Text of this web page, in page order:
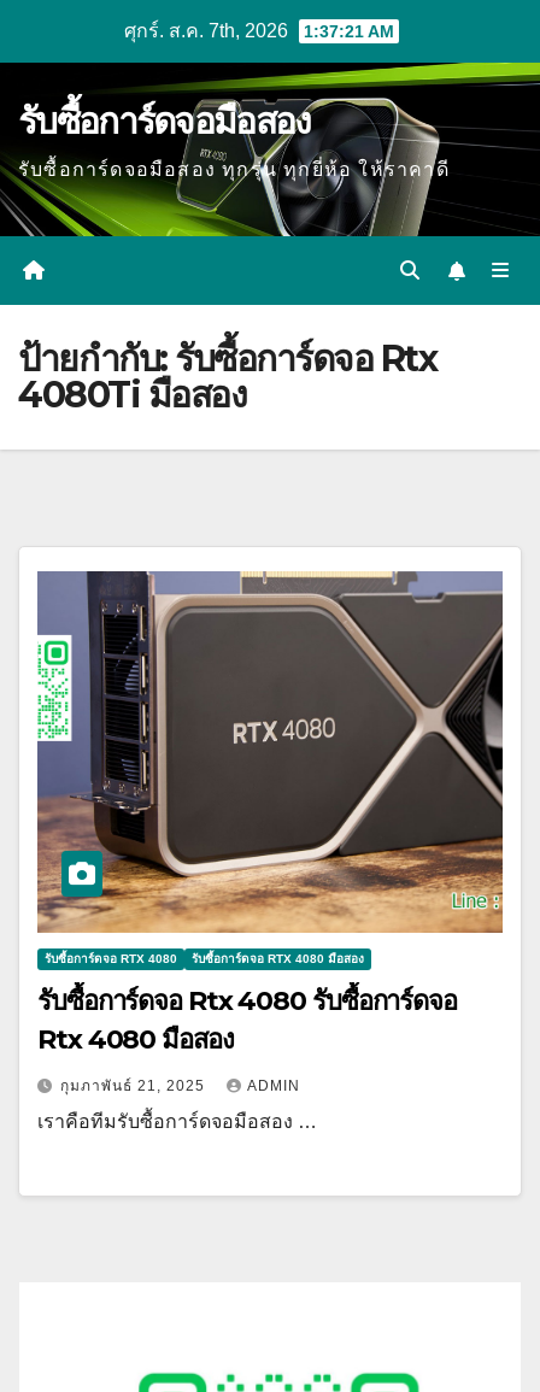
ศุกร์. ส.ค. 7th, 2026 1:37:22 AM
รับซื้อการ์ดจอมือสอง
รับซื้อการ์ดจอมือสอง ทุกรุ่น ทุกยี่ห้อ ให้ราคาดี
ป้ายกำกับ:รับซื้อการ์ดจอ Rtx
4080Ti มือสอง
รับซื้อการ์ดจอ RTX 4080 รับซื้อการ์ดจอ RTX 4080 มือสอง
รับซื้อการ์ดจอ Rtx 4080 รับซื้อการ์ดจอ
Rtx 4080 มือสอง
กุมภาพันธ์ 21, 2025 ADMIN
เราคือทีมรับซื้อการ์ดจอมือสอง …